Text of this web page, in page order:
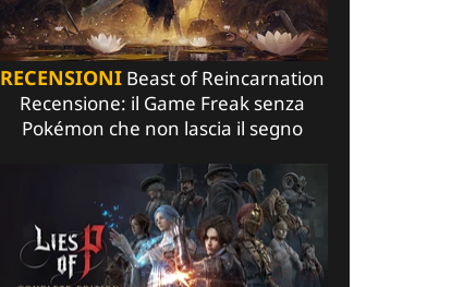
RECENSIONI Beast of Reincarnation
Recensione: il Game Freak senza
Pokémon che non lascia il segno